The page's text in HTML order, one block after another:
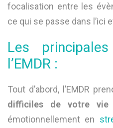
focalisation entre les
ce qui se passe dans l’ici
Les
l’EMDR :
Tout d’abord, l’EMDR
difficiles de votre vie
émotionnellement en